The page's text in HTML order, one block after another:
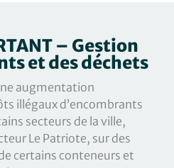
– Gestion
et des déchets
augmentation
illégaux d’encombrants
secteurs de la ville,
Le Patriote, sur des
certains conteneurs et